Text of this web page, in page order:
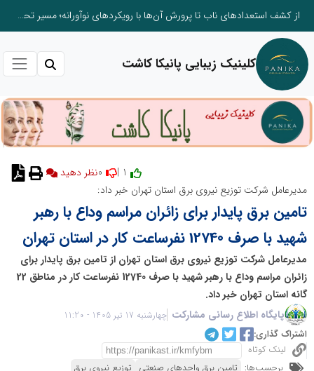
از کشف استعدادهای ناب تا پرورش آن‌ها با رویکردهای نوآورانه؛ مسیر تحول‌آفرین شنای ایران در سطح جهانی
کلینیک زیبایی پانیکا کاشت
نظر دهید
مدیرعامل شرکت توزیع نیروی برق استان تهران خبر داد:
تامین برق پایدار برای زائران مراسم وداع با رهبر
شهید با صرف 12740 نفرساعت کار در استان تهران
مدیرعامل شرکت توزیع نیروی برق استان تهران از تامین برق پایدار برای
زائران مراسم وداع با رهبر شهید با صرف 12740 نفرساعت کار در مناطق 22
گانه استان تهران خبر داد.
پایگاه اطلاع رسانی مشارکت چهارشنبه 17 تیر 1405 - 11:20
اشتراک گذاری:
لینک کوتاه